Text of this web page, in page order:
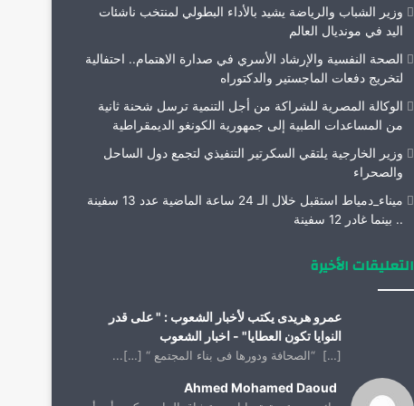
وزير الشباب والرياضة يشيد بالأداء البطولي لمنتخب ناشئات
اليد في مونديال العالم
الصحة النفسية والإرشاد الأسري في صدارة الاهتمام.. احتفالية
لتخريج دفعات الماجستير والدكتوراه
الوكالة المصرية للشراكة من أجل التنمية ترسل شحنة ثانية
من المساعدات الطبية إلى جمهورية الكونغو الديمقراطية
وزير الخارجية يلتقي السكرتير التنفيذي لتجمع دول الساحل
والصحراء
ميناء_دمياط استقبل خلال الـ 24 ساعة الماضية عدد 13 سفينة
.. بينما غادر 12 سفينة
التعليقات الأخيرة
عمرو هريدى يكتب لأخبار الشعوب : " على قدر
النوايا تكون العطايا" - اخبار الشعوب
[…] “الصحافة ودورها فى بناء المجتمع “ […]...
Ahmed Mohamed Daoud